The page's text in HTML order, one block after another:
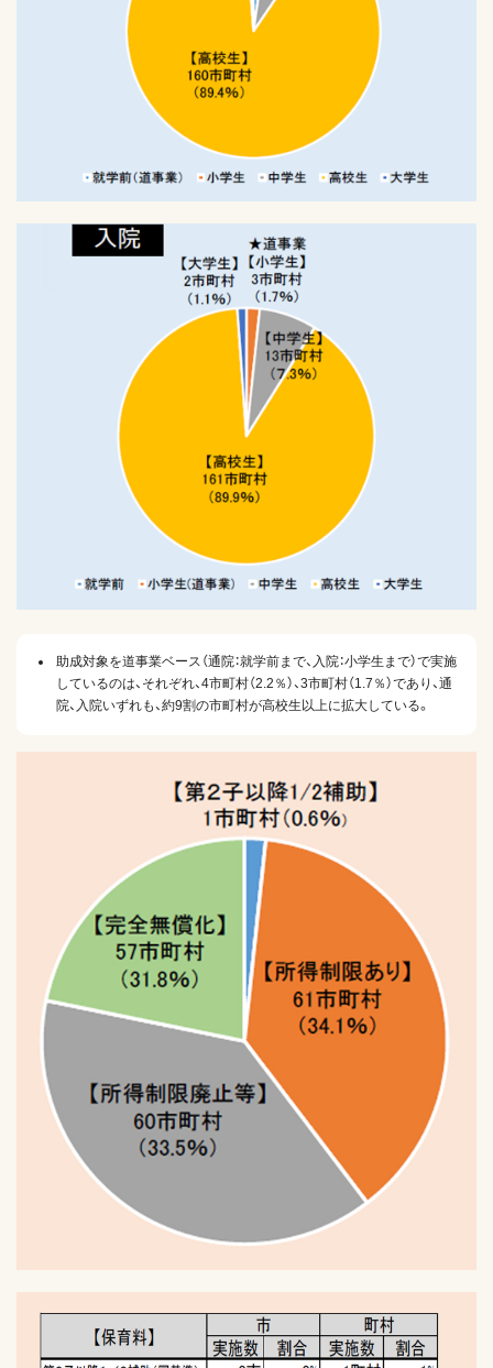
助成対象を道事業ベース（通院：就学前まで、入院：小学生まで）で実施
しているのは、それぞれ、4市町村（2.2％）、3市町村（1.7％）であり、通
院、入院いずれも、約9割の市町村が高校生以上に拡大している。